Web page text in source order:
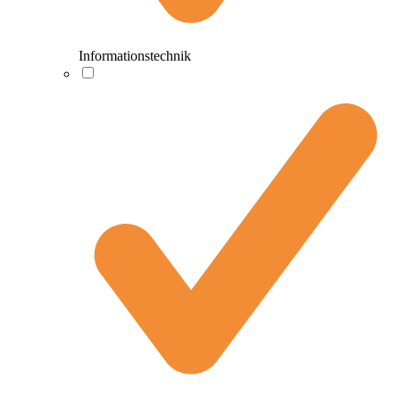
Informationstechnik